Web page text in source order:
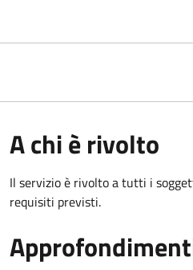
A chi è rivolto
Il servizio è rivolto a tutti i
requisiti previsti.